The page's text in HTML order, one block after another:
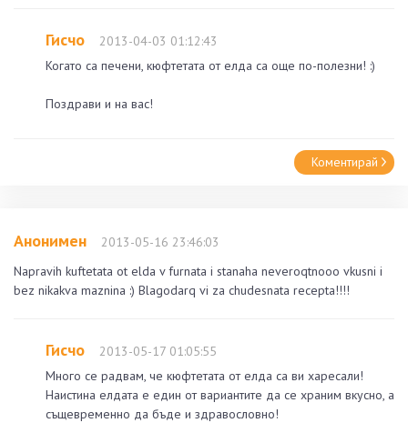
Гисчо
2013-04-03 01:12:43
Когато са печени, кюфтетата от елда са още по-полезни! :)
Поздрави и на вас!
Коментирай
Анонимен
2013-05-16 23:46:03
Napravih kuftetata ot elda v furnata i stanaha neveroqtnooo vkusni i
bez nikakva maznina :) Blagodarq vi za chudesnata recepta!!!!
Гисчо
2013-05-17 01:05:55
Много се радвам, че кюфтетата от елда са ви харесали!
Наистина елдата е един от вариантите да се храним вкусно, а
същевременно да бъде и здравословно!